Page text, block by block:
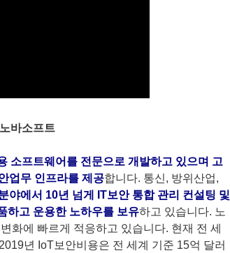
바소프트
소프트웨어를 전문으로 개발하고 있으며 고
업무 인프라를 제공합니다. 통신, 방위산업,
야에서 10년 넘게 IT보안 통합 관리 컨설팅 및
하고 운용한 노하우를 보유하고 있습니다. 노
화에 빠르게 적응하고 있습니다. 현재 전 세
년 IoT보안비용은 전 세계 기준 15억 달러